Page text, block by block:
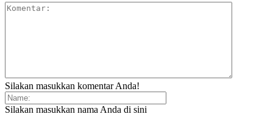
Silakan masukkan komentar Anda!
Silakan masukkan nama Anda di sini